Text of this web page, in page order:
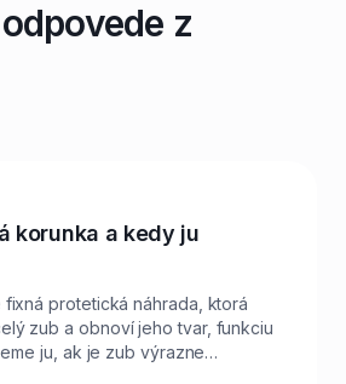
z
korunka a kedy ju
protetická náhrada, ktorá
zub a obnoví jeho tvar, funkciu
ju, ak je zub výrazne